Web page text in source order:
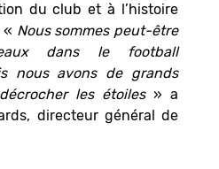
du club et à l’histoire
« Nous sommes peut-être
dans le football
nous avons de grands
les étoiles» a
directeur général de